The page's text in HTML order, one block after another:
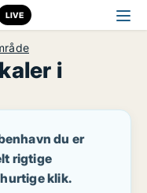
LIVE
i
du er
rigtige
klik.